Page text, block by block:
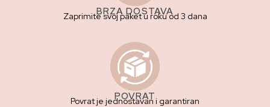
BRZA DOSTAVA
Zaprimite svoj paket u roku od 3 dana
POVRAT
Povrat je jednostavan i garantiran